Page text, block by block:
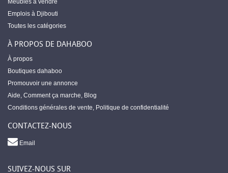
Meubles à vendre
Emplois à Djibouti
Toutes les catégories
À PROPOS DE DAHABOO
À propos
Boutiques dahaboo
Promouvoir une annonce
Aide, Comment ça marche, Blog
Conditions générales de vente, Politique de confidentialité
CONTACTEZ-NOUS
Email
SUIVEZ-NOUS SUR